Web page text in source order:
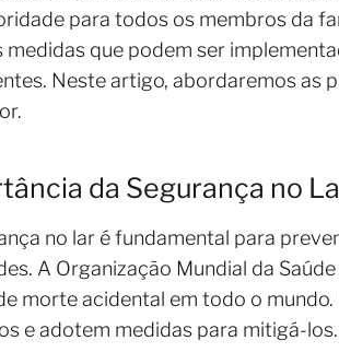
para todos os membros da
medidas que podem ser
Neste artigo, abordaremos as
da Segurança no
no lar é fundamental para
A Organização Mundial da
morte acidental em todo o
e adotem medidas para mitigá-los.